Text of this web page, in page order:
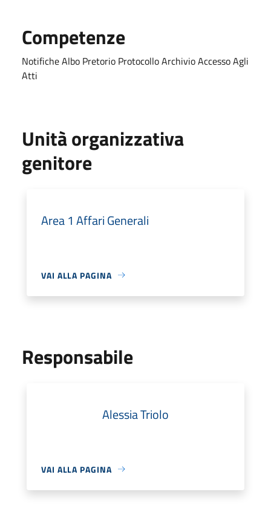
Competenze
Notifiche Albo Pretorio Protocollo Archivio Accesso Agli
Atti
Unità organizzativa
genitore
Area 1 Affari Generali
VAI ALLA PAGINA
Responsabile
Alessia Triolo
VAI ALLA PAGINA